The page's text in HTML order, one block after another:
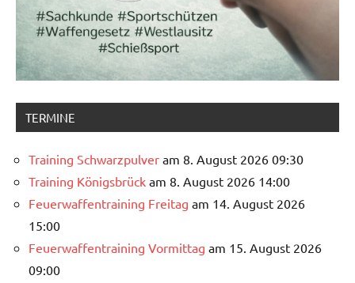
TERMINE
Training Schwarzpulver am 8. August 2026 09:30
Training Königsbrück am 8. August 2026 14:00
Feuerwaffentraining Freitag am 14. August 2026
15:00
Feuerwaffentraining Vormittag am 15. August 2026
09:00